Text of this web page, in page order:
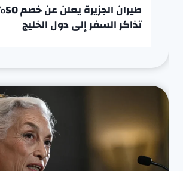
تذاكر السفر إلى دول الخليج